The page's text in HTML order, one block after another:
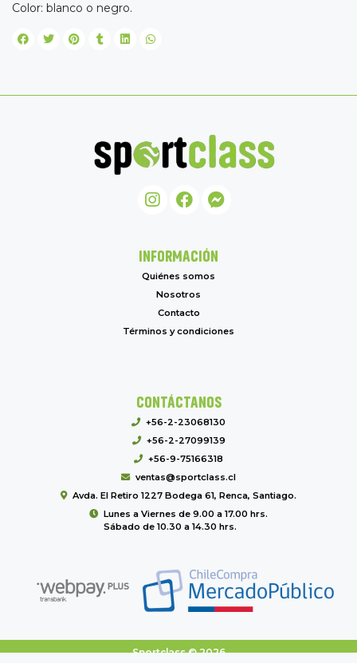
Color: blanco o negro.
INFORMACIÓN
Quiénes somos
Nosotros
Contacto
Términos y condiciones
CONTÁCTANOS
+56-2-23068130
+56-2-27099139
+56-9-75166318
ventas@sportclass.cl
Avda. El Retiro 1227 Bodega 61, Renca, Santiago.
Lunes a Viernes de 9.00 a 17.00 hrs.
Sábado de 10.30 a 14.30 hrs.
Sportclass © 2026